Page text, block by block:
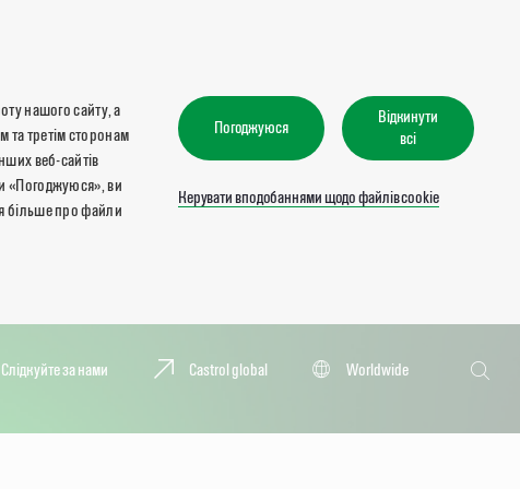
нашого сайту, а
третім сторонам
веб-сайтів
«Погоджуюся», ви
більше про файли
Погоджуюся
Відкинути
всі
Керувати вподобаннями щодо файлів cookie
Слідкуйте за нами Castrol global
Worldwide
Пошук